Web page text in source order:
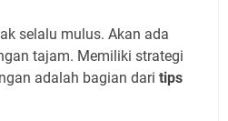
selalu mulus. Akan ada
tajam. Memiliki strategi
adalah bagian dari tips